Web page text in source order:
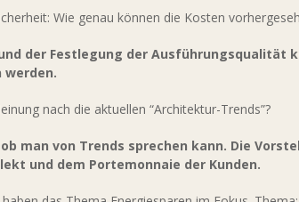
Wie genau können die Kosten
der Festlegung der Ausführungsqualität
werden.
nach die aktuellen “Architektur-Trends”?
man von Trends sprechen kann. Die
und dem Portemonnaie der Kunden.